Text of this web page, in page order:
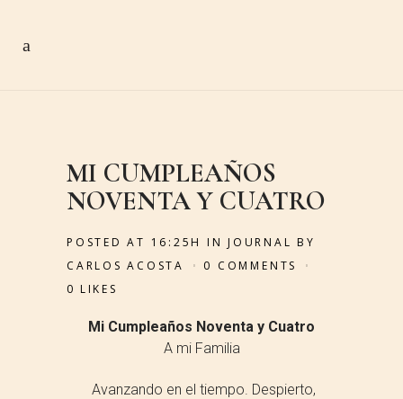
MI CUMPLEAÑOS
NOVENTA Y CUATRO
POSTED AT 16:25H INJOURNAL BY
CARLOS ACOSTA
0 COMMENTS
0 LIKES
Mi Cumpleaños Noventa y Cuatro
A mi Familia
Avanzando en el tiempo. Despierto,